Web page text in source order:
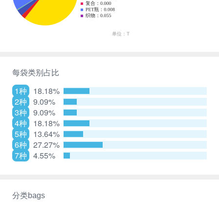
每袋类别占比
1种
18.18%
2种
9.09%
3种
9.09%
4种
18.18%
5种
13.64%
6种
27.27%
7种
4.55%
分类bags